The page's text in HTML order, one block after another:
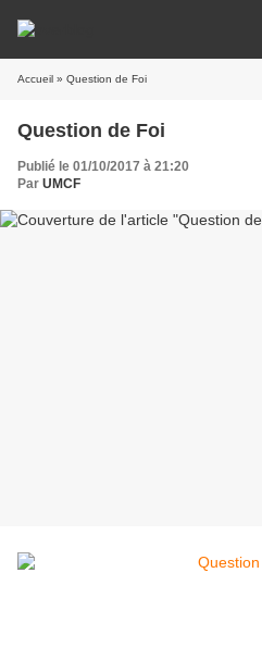
Accueil » Question de Foi
Question de Foi
Publié le 01/10/2017 à 21:20
Par UMCF